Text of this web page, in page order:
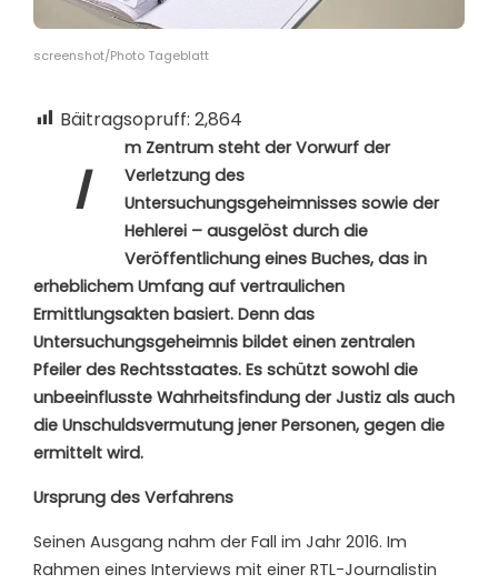
screenshot/Photo Tageblatt
Bäitragsopruff: 2,864
I
m Zentrum steht der Vorwurf der
Verletzung des
Untersuchungsgeheimnisses sowie der
Hehlerei – ausgelöst durch die
Veröffentlichung eines Buches, das in
erheblichem Umfang auf vertraulichen
Ermittlungsakten basiert. Denn das
Untersuchungsgeheimnis bildet einen zentralen
Pfeiler des Rechtsstaates. Es schützt sowohl die
unbeeinflusste Wahrheitsfindung der Justiz als auch
die Unschuldsvermutung jener Personen, gegen die
ermittelt wird.
Ursprung des Verfahrens
Seinen Ausgang nahm der Fall im Jahr 2016. Im
Rahmen eines Interviews mit einer RTL-Journalistin